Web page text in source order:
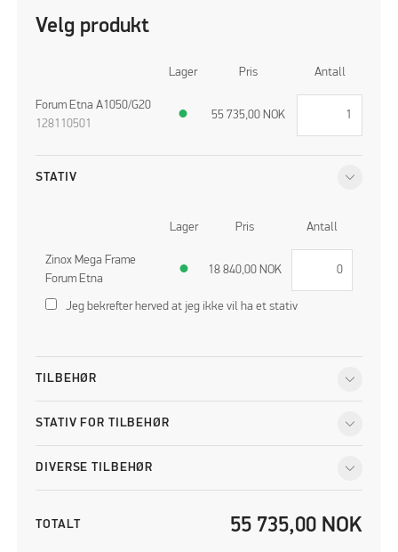
Velg produkt
Lager Pris Antall
Forum Etna A1050/G20
128110501
● 55 735,00 NOK
STATIV
Lager Pris Antall
Zinox Mega Frame
Forum Etna
● 18 840,00 NOK
Jeg bekrefter herved at jeg ikke vil ha et stativ
TILBEHØR
STATIV FOR TILBEHØR
DIVERSE TILBEHØR
TOTALT 55 735,00 NOK